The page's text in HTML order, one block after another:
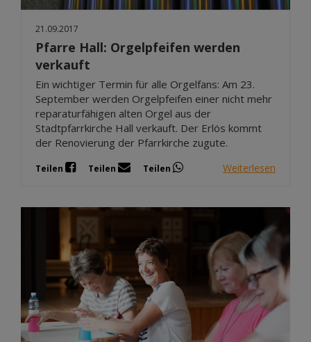
21.09.2017
Pfarre Hall: Orgelpfeifen werden
verkauft
Ein wichtiger Termin für alle Orgelfans: Am 23.
September werden Orgelpfeifen einer nicht mehr
reparaturfähigen alten Orgel aus der
Stadtpfarrkirche Hall verkauft. Der Erlös kommt
der Renovierung der Pfarrkirche zugute.
Teilen Teilen Teilen Weiterlesen